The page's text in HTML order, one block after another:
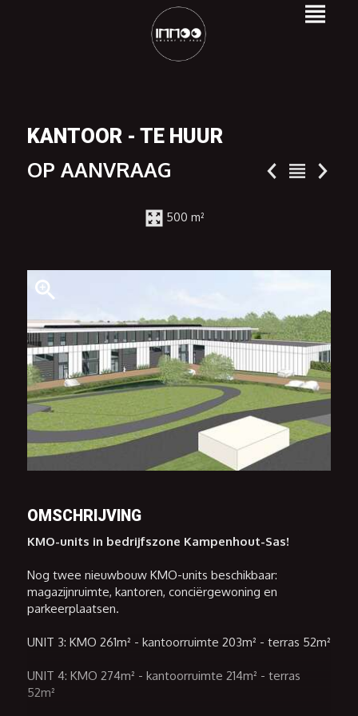
KANTOOR - TE HUUR
OP AANVRAAG
500 m²
OMSCHRIJVING
KMO-units in bedrijfszone Kampenhout-Sas!
Nog twee nieuwbouw KMO-units beschikbaar:
magazijnruimte, kantoren, conciërgewoning en
parkeerplaatsen.
UNIT 3: KMO 261m² - kantoorruimte 203m² - terras 52m²
UNIT 4: KMO 274m² - kantoorruimte 214m² - terras
52m²